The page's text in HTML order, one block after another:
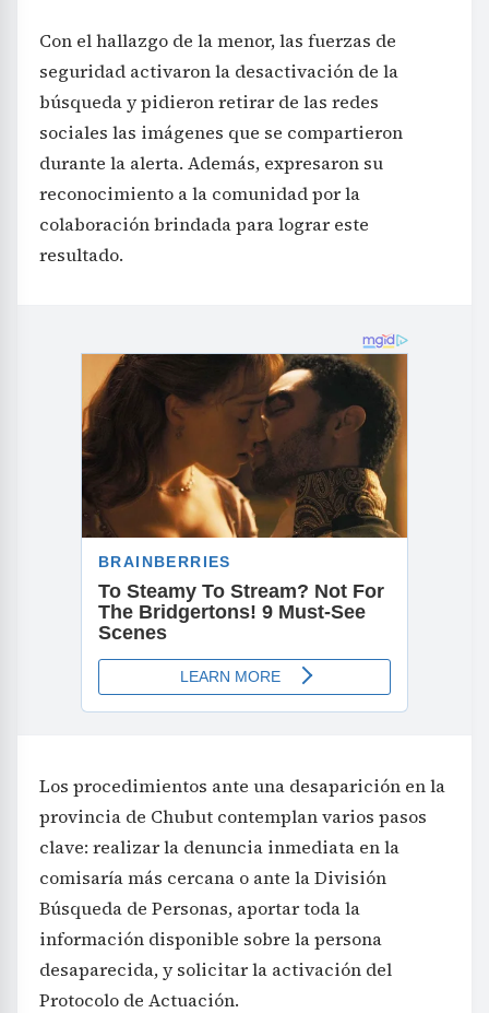
Con el hallazgo de la menor, las fuerzas de
seguridad activaron la desactivación de la
búsqueda y pidieron retirar de las redes
sociales las imágenes que se compartieron
durante la alerta. Además, expresaron su
reconocimiento a la comunidad por la
colaboración brindada para lograr este
resultado.
Los procedimientos ante una desaparición en la
provincia de Chubut contemplan varios pasos
clave: realizar la denuncia inmediata en la
comisaría más cercana o ante la División
Búsqueda de Personas, aportar toda la
información disponible sobre la persona
desaparecida, y solicitar la activación del
Protocolo de Actuación.